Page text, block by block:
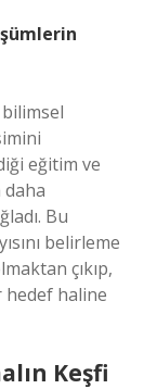
eğitim ve
daha
Bu
belirleme
çıkıp,
hedef haline
Keşfi